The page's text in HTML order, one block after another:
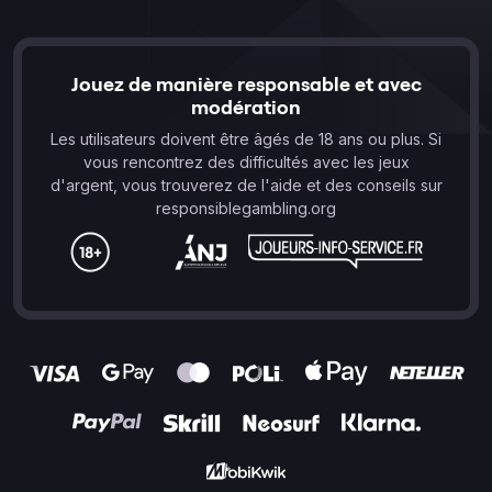
Jouez de manière responsable et avec
modération
Les utilisateurs doivent être âgés de 18 ans ou plus. Si
vous rencontrez des difficultés avec les jeux
d'argent, vous trouverez de l'aide et des conseils sur
responsiblegambling.org